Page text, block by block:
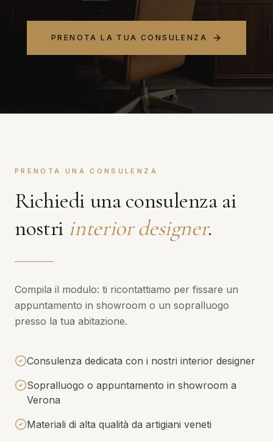
PRENOTA LA TUA CONSULENZA
PRENOTA UNA CONSULENZA
Richiedi una consulenza ai
nostri interior designer.
Compila il modulo: ti ricontattiamo per fissare un
appuntamento in showroom o un sopralluogo
presso la tua abitazione.
Consulenza dedicata con i nostri interior designer
Sopralluogo o appuntamento in showroom a
Verona
Materiali di alta qualità da artigiani veneti